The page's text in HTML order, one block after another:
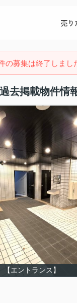
売り
の募集は終了しまし
去掲載物件情
【エントランス】